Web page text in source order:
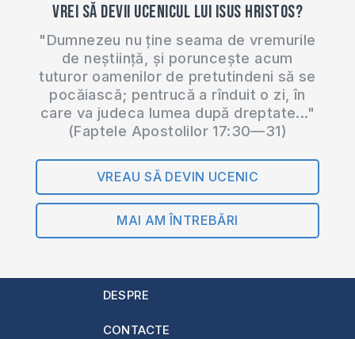
Vrei să devii ucenicul lui Isus Hristos?
"Dumnezeu nu ține seama de vremurile
de neștiință, și poruncește acum
tuturor oamenilor de pretutindeni să se
pocăiască; pentrucă a rînduit o zi, în
care va judeca lumea după dreptate..."
(Faptele Apostolilor 17:30—31)
VREAU SĂ DEVIN UCENIC
MAI AM ÎNTREBĂRI
DESPRE
CONTACTE